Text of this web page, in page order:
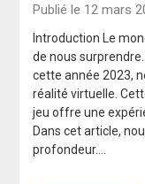
Publié le 12 mars
Introduction Le
de nous
cette année 2023,
réalité virtuelle.
jeu offre une
Dans cet article,
profondeur….